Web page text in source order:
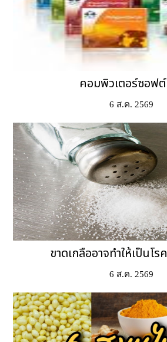
คอมพิวเตอร์ซอฟ
6 ส.ค. 2569
ขาดเกลืออาจทำให้เป็นโร
6 ส.ค. 2569